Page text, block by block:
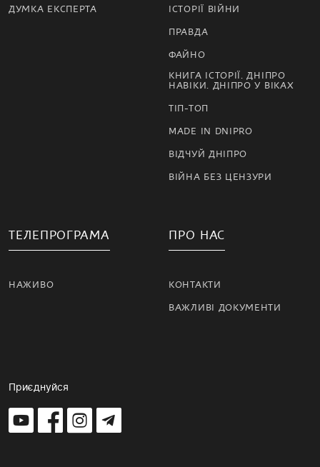
ДУМКА ЕКСПЕРТА ІСТОРІЇ ВІЙНИ
ПРАВДА
ФАЙНО
КНИГА ІСТОРІЇ. ДНІПРО
НАВІКИ. ДНІПРО У ВІКАХ
ТІП-ТОП
MADE IN DNIPRO
ВІДЧУЙ ДНІПРО
ВІЙНА БЕЗ ЦЕНЗУРИ
ТЕЛЕПРОГРАМА
НАЖИВО
ПРО НАС
КОНТАКТИ
ВАЖЛИВІ ДОКУМЕНТИ
Приєднуйся